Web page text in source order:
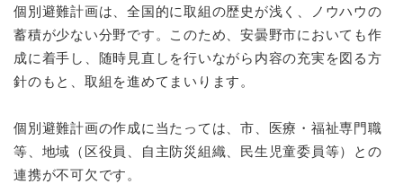
個別避難計画は、全国的に取組の歴史が浅く、ノウハウの
蓄積が少ない分野です。このため、安曇野市においても作
成に着手し、随時見直しを行いながら内容の充実を図る方
針のもと、取組を進めてまいります。
個別避難計画の作成に当たっては、市、医療・福祉専門職
等、地域（区役員、自主防災組織、民生児童委員等）との
連携が不可欠です。